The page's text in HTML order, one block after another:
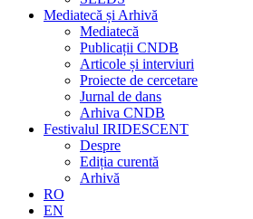
Mediatecă și Arhivă
Mediatecă
Publicații CNDB
Articole și interviuri
Proiecte de cercetare
Jurnal de dans
Arhiva CNDB
Festivalul IRIDESCENT
Despre
Ediția curentă
Arhivă
RO
EN